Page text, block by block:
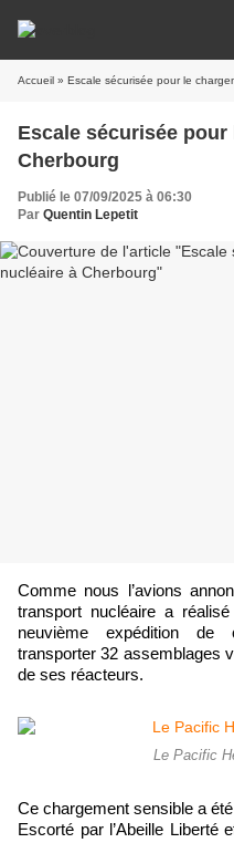
Accueil » Escale sécurisée pour le
Escale sécurisée
Cherbourg
Publié le 07/09/2025 à 06:30
Par Quentin Lepetit
Comme nous l’avions
transport nucléaire a
neuvième expédition de
transporter 32 assemblages
de ses réacteurs.
Le Pacific
Ce chargement sensible a
Escorté par l’Abeille Liberté